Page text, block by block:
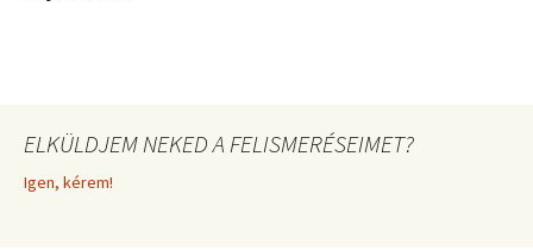
ELKÜLDJEM NEKED A FELISMERÉSEIMET?
Igen, kérem!